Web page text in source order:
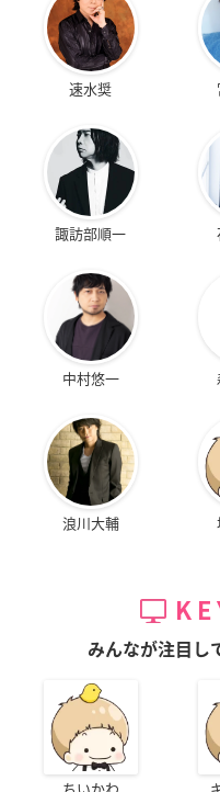
速水奨
諏訪部順一
中村悠一
浪川大輔
みんなが注目し
ちいかわ